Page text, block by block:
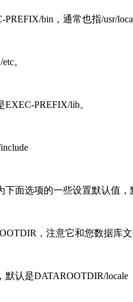
bin，通常也指/usr/
。
PREFIX/lib。
面选项的一些设置默认值，
，注意它和您数据库
认是DATAROOTDIR/locale